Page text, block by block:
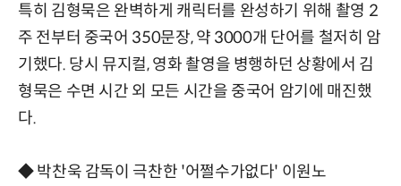
특히 김형묵은 완벽하게 캐릭터를 완성하기 위해 촬영 2
주 전부터 중국어 350문장, 약 3000개 단어를 철저히 암
기했다. 당시 뮤지컬, 영화 촬영을 병행하던 상황에서 김
형묵은 수면 시간 외 모든 시간을 중국어 암기에 매진했
다.
◆ 박찬욱 감독이 극찬한 '어쩔수가없다' 이원노